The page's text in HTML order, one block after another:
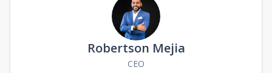
Robertson Mejia
CEO